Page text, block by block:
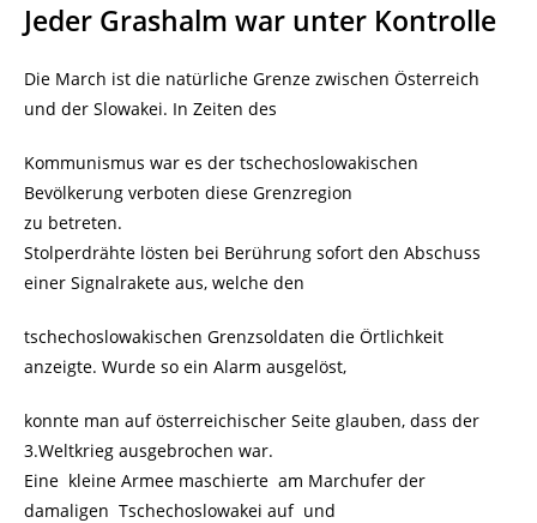
Jeder Grashalm war unter Kontrolle
Die March ist die natürliche Grenze zwischen Österreich
und der Slowakei. In Zeiten des
Kommunismus war es der tschechoslowakischen
Bevölkerung verboten diese Grenzregion
zu betreten.
Stolperdrähte lösten bei Berührung sofort den Abschuss
einer Signalrakete aus, welche den
tschechoslowakischen Grenzsoldaten die Örtlichkeit
anzeigte. Wurde so ein Alarm ausgelöst,
konnte man auf österreichischer Seite glauben, dass der
3.Weltkrieg ausgebrochen war.
Eine kleine Armee maschierte am Marchufer der
damaligen Tschechoslowakei auf und